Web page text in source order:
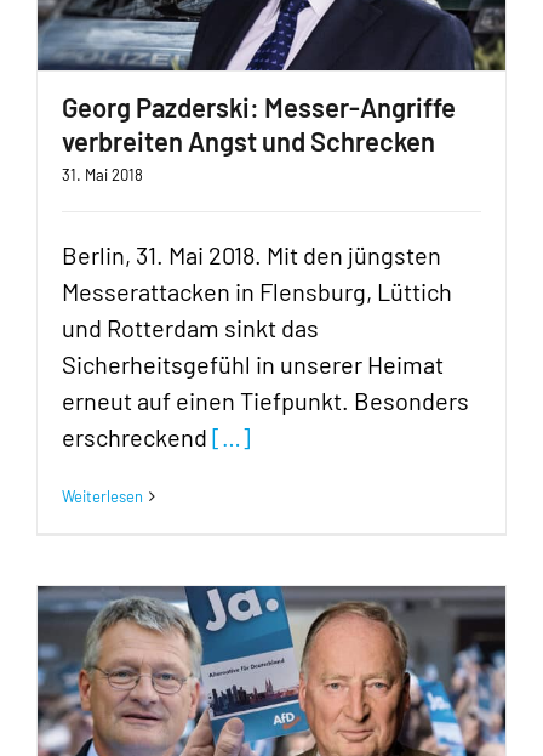
Georg Pazderski: Messer-Angriffe
verbreiten Angst und Schrecken
31. Mai 2018
Berlin, 31. Mai 2018. Mit den jüngsten
Messerattacken in Flensburg, Lüttich
und Rotterdam sinkt das
Sicherheitsgefühl in unserer Heimat
erneut auf einen Tiefpunkt. Besonders
erschreckend […]
Weiterlesen